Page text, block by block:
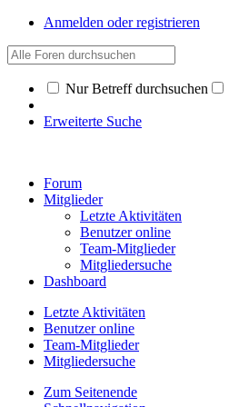
Anmelden oder registrieren
Nur Betreff durchsuchen
Erweiterte Suche
Forum
Mitglieder
Letzte Aktivitäten
Benutzer online
Team-Mitglieder
Mitgliedersuche
Dashboard
Letzte Aktivitäten
Benutzer online
Team-Mitglieder
Mitgliedersuche
Zum Seitenende